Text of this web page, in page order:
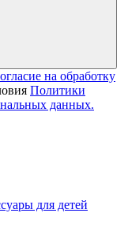
на обработку
Политики
данных.
для детей